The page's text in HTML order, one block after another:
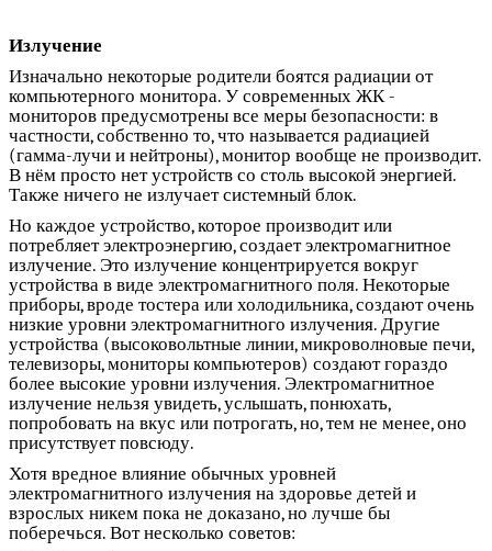
Излучение
Изначально некоторые родители боятся радиации от
компьютерного монитора. У современных ЖК -
мониторов предусмотрены все меры безопасности: в
частности, собственно то, что называется радиацией
(гамма-лучи и нейтроны), монитор вообще не производит.
В нём просто нет устройств со столь высокой энергией.
Также ничего не излучает системный блок.
Но каждое устройство, которое производит или
потребляет электроэнергию, создает электромагнитное
излучение. Это излучение концентрируется вокруг
устройства в виде электромагнитного поля. Некоторые
приборы, вроде тостера или холодильника, создают очень
низкие уровни электромагнитного излучения. Другие
устройства (высоковольтные линии, микроволновые печи,
телевизоры, мониторы компьютеров) создают гораздо
более высокие уровни излучения. Электромагнитное
излучение нельзя увидеть, услышать, понюхать,
попробовать на вкус или потрогать, но, тем не менее, оно
присутствует повсюду.
Хотя вредное влияние обычных уровней
электромагнитного излучения на здоровье детей и
взрослых никем пока не доказано, но лучше бы
поберечься. Вот несколько советов: